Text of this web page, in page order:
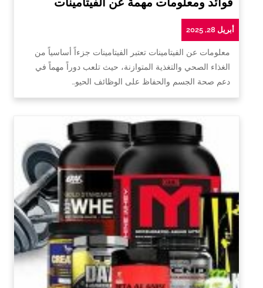
أبريل 28, 2025
معلومات عن الفيتامينات تعتبر الفيتامينات جزءاً أساسياً من
الغذاء الصحي والتغذية المتوازنة، حيث تلعب دوراً مهماً في
دعم صحة الجسم والحفاظ على الوظائف الحيو…